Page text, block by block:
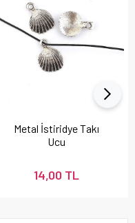
Metal İstiridye Takı
Ucu
14,00 TL